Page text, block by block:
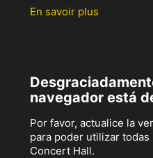
En savoir plus
navegador está
Por favor, actualice la
para poder utilizar
Concert Hall.